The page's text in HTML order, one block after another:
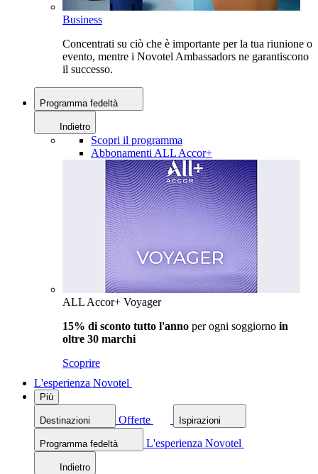
Business
Concentrati su ciò che è importante per la tua riunione o
evento, mentre i Novotel Ambassadors ne garantiscono
il successo.
Programma fedeltà
Indietro
Scopri il programma
Abbonamenti ALL Accor+
ALL Accor+ Voyager
15% di sconto tutto l'anno per ogni soggiorno in
oltre 30 marchi
Scoprire
L'esperienza Novotel
Più
Destinazioni Offerte Ispirazioni
Programma fedeltà L'esperienza Novotel
Indietro